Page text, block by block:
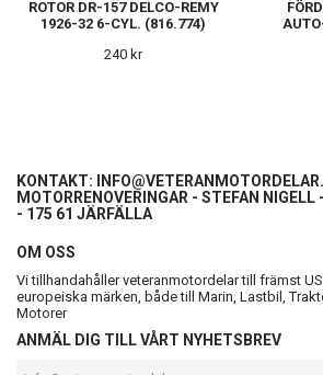
ROTOR DR-157 DELCO-REMY
1926-32 6-CYL. (816.774)
240 kr
KONTAKT:
MOTORRENOVERINGAR - STEFAN
- 175 61 JÄRFÄLLA
OM OSS
Vi tillhandahåller veteranmotordelar till främst
europeiska märken, både till Marin, Lastbil,
Motorer
ANMÄL DIG TILL VÅRT NYHETSBREV